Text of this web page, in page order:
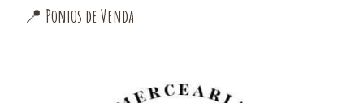
📍 Pontos de Venda